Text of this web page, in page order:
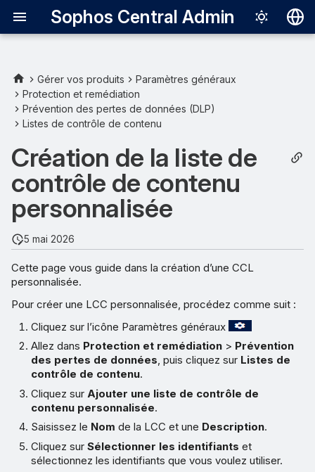
Sophos Central Admin
Italiano
中文（繁體）
Plus de ressources
Gérer vos produits
Paramètres généraux
Protection et remédiation
Prévention des pertes de données (DLP)
Listes de contrôle de contenu
Création de la liste de
contrôle de contenu
personnalisée
5 mai 2026
Cette page vous guide dans la création d’une CCL
personnalisée.
Pour créer une LCC personnalisée, procédez comme suit :
Cliquez sur l’icône Paramètres généraux
Allez dans Protection et remédiation > Prévention
des pertes de données, puis cliquez sur Listes de
contrôle de contenu.
Cliquez sur Ajouter une liste de contrôle de
contenu personnalisée.
Saisissez le Nom de la LCC et une Description.
Cliquez surSélectionner les identifiants et
sélectionnez les identifiants que vous voulez utiliser.